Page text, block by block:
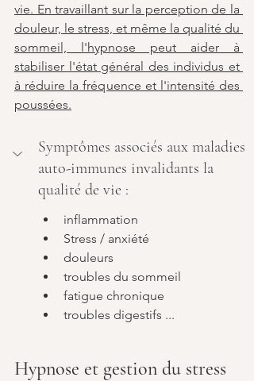
vie. En travaillant sur la perception de la
douleur, le stress, et même la qualité du
sommeil, l'hypnose peut aider à
stabiliser l'état général des individus et
à réduire la fréquence et l'intensité des
poussées.
Symptômes associés aux maladies
auto-immunes invalidants la
qualité de vie :
inflammation
Stress / anxiété
douleurs
troubles du sommeil
fatigue chronique
troubles digestifs ...
Hypnose et gestion du stress